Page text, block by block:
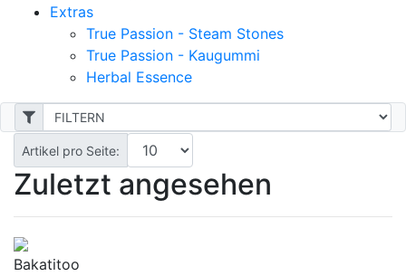
Extras
True Passion - Steam Stones
True Passion - Kaugummi
Herbal Essence
Artikel pro Seite:
Zuletzt angesehen
Bakatitoo